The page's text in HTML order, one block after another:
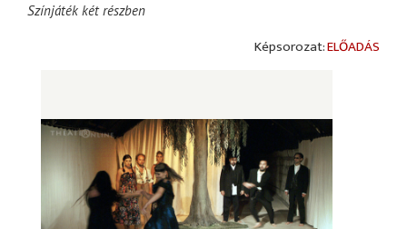
Színjáték két részben
ELŐADÁS